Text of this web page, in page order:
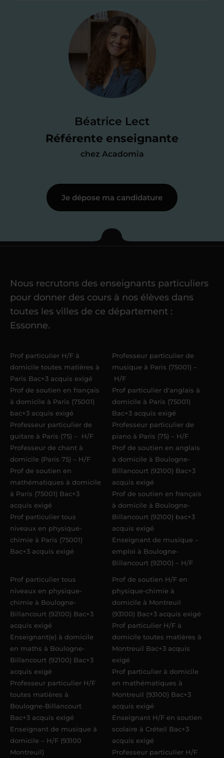
Béatrice Lect
Référente enseignante
chez Acadomia
Je valide ma
candidature
test de 15 minutes
des programmes scolaires(et pouvoir
me mettre à jour au besoin) et
j’échange en direct avec un chargé de
Étape 3
Je commence mes
Une fois ma candidature validée, mon
référent me confie mes premiers
élèvesdans un délai de6 jours
maximum
Je dépose ma candidature
Nous recrutons des enseignants particuliers
pour donner des cours à nos élèves dans
toutes les villes de ce département :
Essonne.
Prof particulier H/F à
domicile toutes matières à
Paris Bac+3 acquis exigé
Prof de soutien en français
à domicile à Paris (75001)
bac+3 acquis exigé
Professeur particulier de
guitare à Paris (75) – H/F
Professeur de chant à
domicile (Paris 75) – H/F
Prof de soutien en
mathématiques à domicile
à Paris (75001) Bac+3
acquis exigé
Prof particulier tous
niveaux en physique-
chimie à Paris (75001)
Bac+3 acquis exigé
Professeur particulier de
musique à Paris (75001) –
H/F
Prof particulier d'anglais à
domicile à Paris (75001)
Bac+3 acquis exigé
Professeur particulier de
piano à Paris (75) – H/F
Prof de soutien en anglais
à domicile à Boulogne-
Billancourt (92100) Bac+3
acquis exigé
Prof de soutien en français
à domicile à Boulogne-
Billancourt (92100) bac+3
acquis exigé
Enseignant de musique –
emploi à Boulogne-
Billancourt (92100) – H/F
Prof particulier tous
niveaux en physique-
chimie à Boulogne-
Billancourt (92100) Bac+3
acquis exigé
Enseignant(e) à domicile
en maths à Boulogne-
Billancourt (92100) Bac+3
acquis exigé
Professeur particulier H/F
toutes matières à
Boulogne-Billancourt
Bac+3 acquis exigé
Enseignant de musique à
domicile – H/F (93100
Montreuil)
Prof de soutien H/F en
physique-chimie à
domicile à Montreuil
(93100) Bac+3 acquis exigé
Prof particulier H/F à
domicile toutes matières à
Montreuil Bac+3 acquis
exigé
Prof particulier à domicile
en mathématiques à
Montreuil (93100) Bac+3
acquis exigé
Enseignant H/F en soutien
scolaire à Créteil Bac+3
acquis exigé
Professeur particulier H/F